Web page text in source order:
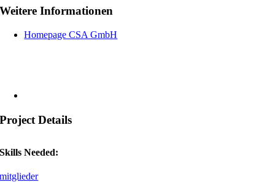
Weitere Informationen
Homepage CSA GmbH
Project Details
Skills Needed:
mitglieder